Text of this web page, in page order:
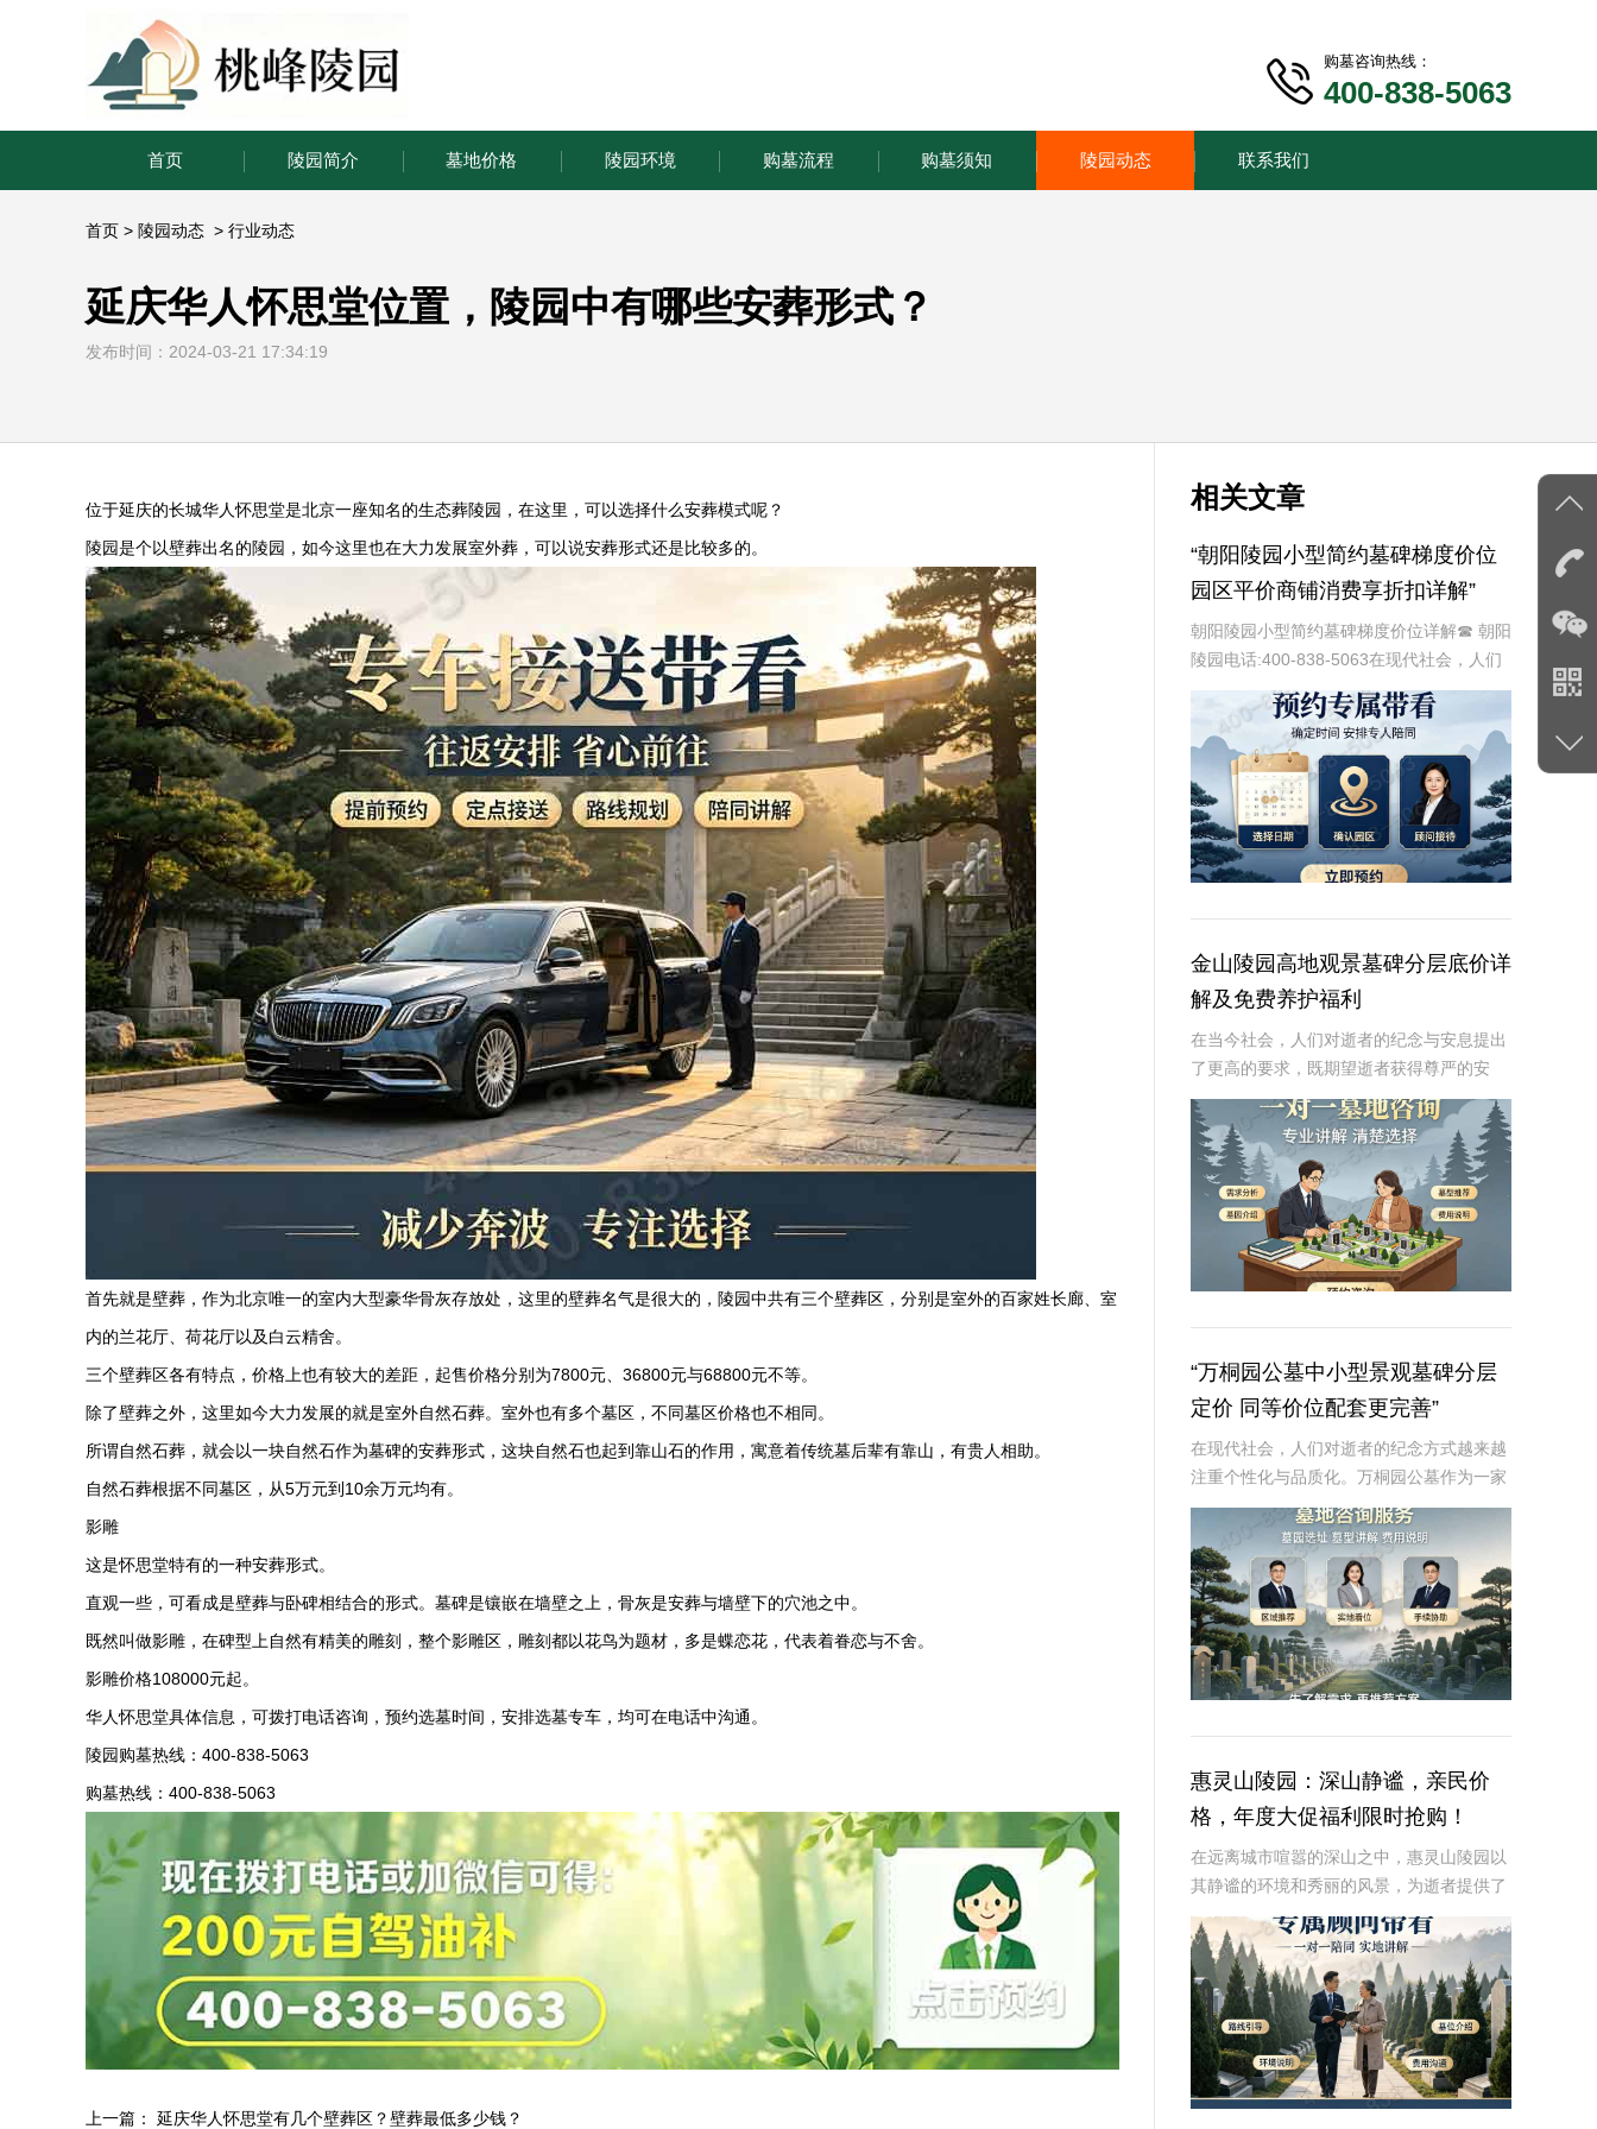
购墓咨询热线：
400-838-5063
首页 陵园简介 墓地价格 陵园环境 购墓流程 购墓须知 陵园动态 联系我们
首页 > 陵园动态 > 行业动态
延庆华人怀思堂位置，陵园中有哪些安葬形式？
发布时间：2024-03-21 17:34:19
位于延庆的长城华人怀思堂是北京一座知名的生态葬陵园，在这里，可以选择什么安葬模式呢？
陵园是个以壁葬出名的陵园，如今这里也在大力发展室外葬，可以说安葬形式还是比较多的。
首先就是壁葬，作为北京唯一的室内大型豪华骨灰存放处，这里的壁葬名气是很大的，陵园中共有三个壁葬区，分别是室外的百家姓长廊、室
内的兰花厅、荷花厅以及白云精舍。
三个壁葬区各有特点，价格上也有较大的差距，起售价格分别为7800元、 36800元与68800元不等。
除了壁葬之外，这里如今大力发展的就是室外自然石葬。室外也有多个墓区，不同墓区价格也不相同。
所谓自然石葬，就会以一块自然石作为墓碑的安葬形式，这块自然石也起到靠山石的作用，寓意着传统墓后辈有靠山，有贵人相助。
自然石葬根据不同墓区，从5万元到 10余万元均有。
影雕
这是怀思堂特有的一种安葬形式。
直观一些，可看成是壁葬与卧碑相结合的形式。墓碑是镶嵌在墙壁之上，骨灰是安葬与墙壁下的穴池之中。
既然叫做影雕，在碑型上自然有精美的雕刻，整个影雕区，雕刻都以花鸟为题材，多是蝶恋花，代表着眷恋与不舍。
影雕价格108000元起。
华人怀思堂具体信息，可拨打电话咨询，预约选墓时间，安排选墓专车，均可在电话中沟通。
陵园购墓热线： 400-838-5063
购墓热线：400-838-5063
上一篇： 延庆华人怀思堂有几个壁葬区？壁葬最低多少钱？
相关文章
“朝阳陵园小型简约墓碑梯度价位
园区平价商铺消费享折扣详解”
朝阳陵园小型简约墓碑梯度价位详解☎ 朝阳
陵园电话:400-838-5063在现代社会，人们
对于死亡和丧葬的习俗和观念正在发生着深
刻的变化。随着生活节奏的加快和个性化需
求的提升，越来越多的人开始倾向于
金山陵园高地观景墓碑分层底价详
解及免费养护福利
在当今社会，人们对逝者的纪念与安息提出
了更高的要求，既期望逝者获得尊严的安
息，也渴望生者能从中获得心灵的慰藉。金
山陵园作为国内知名的陵园品牌，始终致力
于提供高品质的墓碑及配套服务，以满足多
元化的客户需
“万桐园公墓中小型景观墓碑分层
定价 同等价位配套更完善”
在现代社会，人们对逝者的纪念方式越来越
注重个性化与品质化。万桐园公墓作为一家
专业的墓地服务提供商，针对不同客户的需
求，推出了中小型景观墓碑分层定价策略，
并且同等价位下配套服务更加完善，这一举
措不仅体现
惠灵山陵园：深山静谧，亲民价
格，年度大促福利限时抢购！
在远离城市喧嚣的深山之中，惠灵山陵园以
其静谧的环境和秀丽的风景，为逝者提供了
一个宁静的安息之地。这里不仅地理位置优
越，交通便利，而且提供多样化的墓碑设计
和亲民的价格，成为许多家庭在选择墓地时
的理想选择